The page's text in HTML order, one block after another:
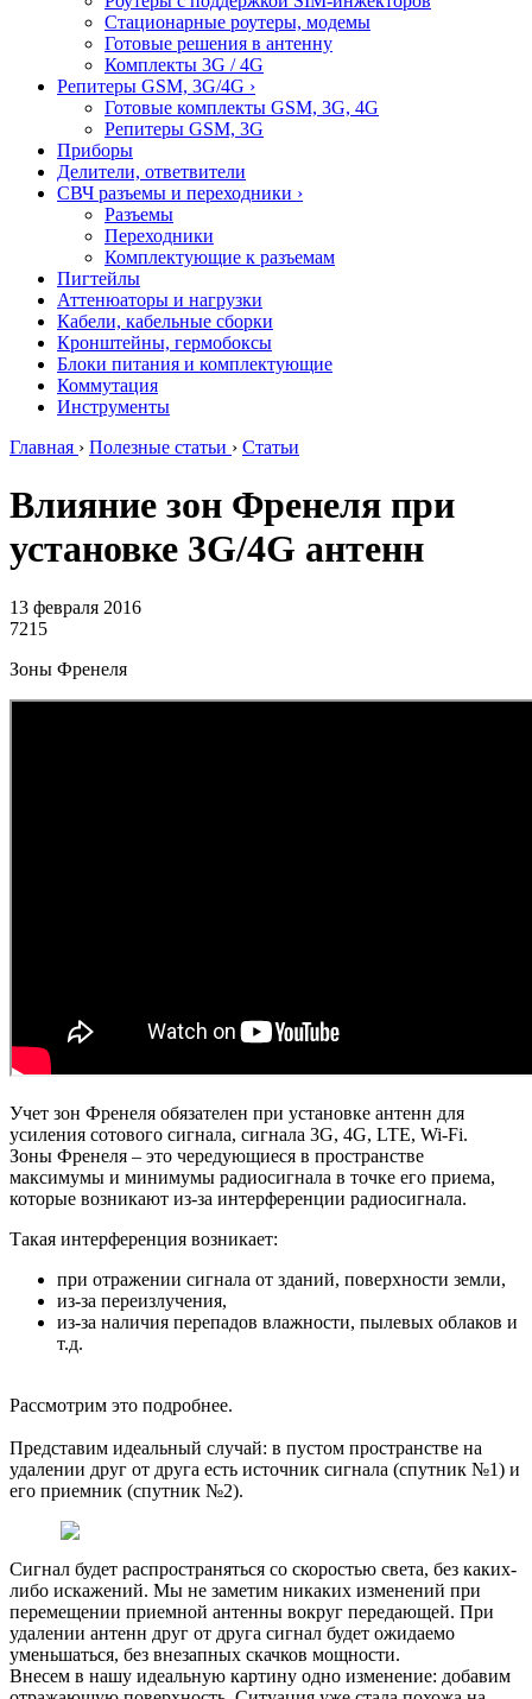
Стационарные роутеры, модемы
Готовые решения в антенну
Комплекты 3G / 4G
Репитеры GSM, 3G/4G ›
Готовые комплекты GSM, 3G, 4G
Репитеры GSM, 3G
Приборы
Делители, ответвители
СВЧ разъемы и переходники ›
Разъемы
Переходники
Комплектующие к разъемам
Пигтейлы
Аттенюаторы и нагрузки
Кабели, кабельные сборки
Кронштейны, гермобоксы
Блоки питания и комплектующие
Коммутация
Инструменты
Главная › Полезные статьи › Статьи
Влияние зон Френеля при
установке 3G/4G антенн
13 февраля 2016
7215
Зоны Френеля
Учет зон Френеля обязателен при установке антенн для
усиления сотового сигнала, сигнала 3G, 4G, LTE, Wi-Fi.
Зоны Френеля – это чередующиеся в пространстве
максимумы и минимумы радиосигнала в точке его приема,
которые возникают из-за интерференции радиосигнала.
Такая интерференция возникает:
при отражении сигнала от зданий, поверхности земли,
из-за переизлучения,
из-за наличия перепадов влажности, пылевых облаков и
т.д.
Рассмотрим это подробнее.
Представим идеальный случай: в пустом пространстве на
удалении друг от друга есть источник сигнала (спутник №1) и
его приемник (спутник №2).
Сигнал будет распространяться со скоростью света, без каких-
либо искажений. Мы не заметим никаких изменений при
перемещении приемной антенны вокруг передающей. При
удалении антенн друг от друга сигнал будет ожидаемо
уменьшаться, без внезапных скачков мощности.
Внесем в нашу идеальную картину одно изменение: добавим